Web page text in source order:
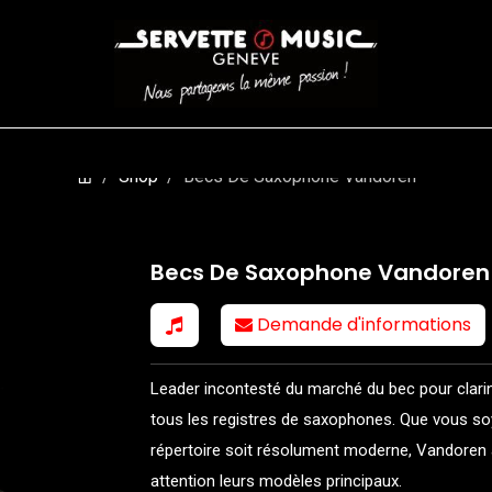
Shop Becs De Saxophone Vandoren
Becs De Saxophone Vandoren
Demande d'informations
Leader incontesté du marché du bec pour
tous les registres de saxophones. Que vous
répertoire soit résolument moderne,
attention leurs modèles principaux.